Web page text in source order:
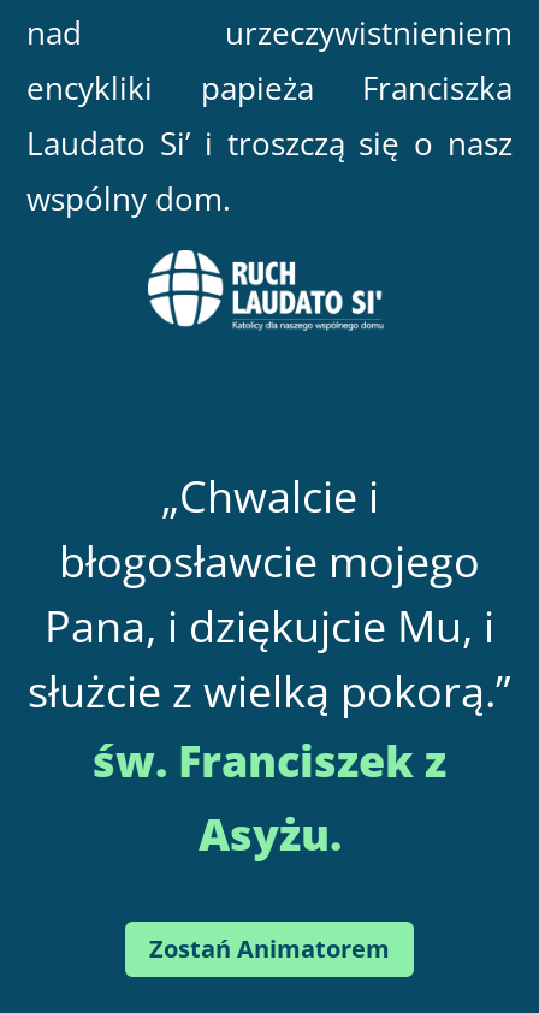
nad urzeczywistnieniem
encykliki papieża Franciszka
Laudato Si’ i troszczą się o nasz
wspólny dom.
„Chwalcie i
błogosławcie mojego
Pana, i dziękujcie Mu, i
służcie z wielką pokorą.”
św. Franciszek z
Asyżu.
Zostań Animatorem